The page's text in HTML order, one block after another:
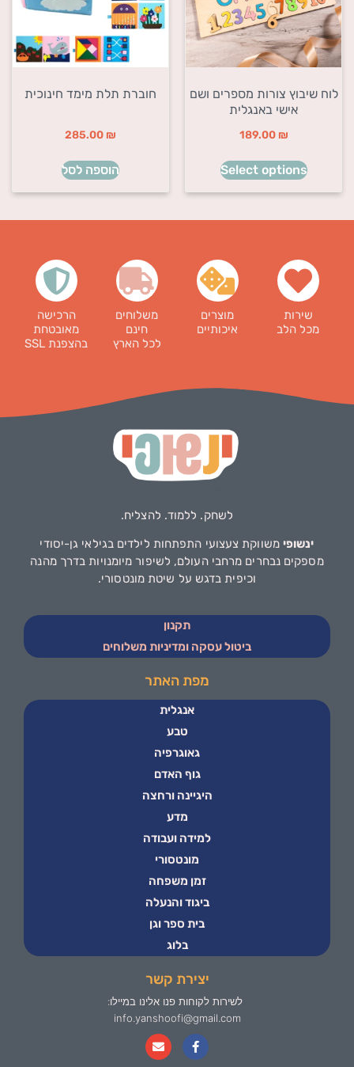
לוח שיבוץ צורות מספרים ושם
אישי באנגלית
189.00 ₪
Select options
חוברת תלת מימד חינוכית
285.00 ₪
הוספה לסל
שירות
מכל הלב
מוצרים
איכותיים
משלוחים
חינם
לכל הארץ
הרכישה
מאובטחת
בהצפנת SSL
לשחק. ללמוד. להצליח.
ינשופי משווקת צעצועי התפתחות לילדים בגילאי גן-יסודי
מספקים נבחרים מרחבי העולם, לשיפור מיומנויות בדרך מהנה
וכיפית בדגש על שיטת מונטסורי.
תקנון
ביטול עסקה ומדיניות משלוחים
מפת האתר
אנגלית
טבע
גאוגרפיה
גוף האדם
היגיינה ורחצה
מדע
למידה ועבודה
מונטסורי
זמן משפחה
ביגוד והנעלה
בית ספר וגן
בלוג
יצירת קשר
לשירות לקוחות פנו אלינו במיילו:
info.yanshoofi@gmail.com